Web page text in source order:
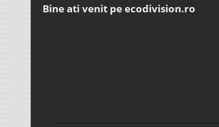
Bine ati venit pe ecodivision.ro